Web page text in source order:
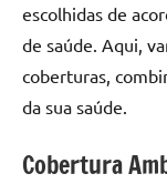
escolhidas de
de saúde. Aqui,
coberturas,
da sua saúde.
Cobertura